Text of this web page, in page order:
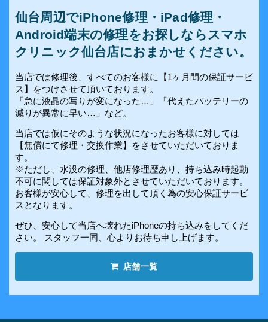
仙台周辺でiPhone修理・iPad修理・
Android端末の修理をお探しならスマホ
クリニック仙台店におまかせください。
当店では修理後、すべてのお客様に【1ヶ月間の保証サービ
ス】をつけさせて頂いております。
「急に液晶の写りが変になった…」「代えたバッテリーの
減りが異常に早い…」など。
当店では仮にそのような状況になったお客様に対しては
【無償にて修理・交換作業】をさせていただいておりま
す。
※ただし、水没の修理、他店修理歴あり、持ち込み時起動
不可に関しては保証対象外とさせていただいております。
お客様が安心して、修理を出して頂く為の安心保証サービ
スとなります。
ぜひ、安心して当店へ壊れたiPhoneの持ち込みをしてくだ
さい。 スタッフ一同、心よりお待ち申し上げます。
店舗一覧